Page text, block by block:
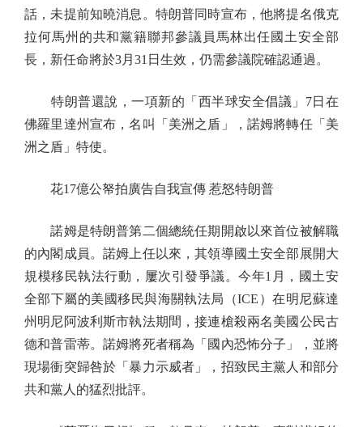
話，未提前知曉消息。特朗普同時宣布，他將提名俄克
拉何馬州的共和黨籍聯邦參議員馬林出任國土安全部
長，新任命將於3月31日生效，仍需參議院確認通過。
特朗普還說，一項新的「西半球安全倡議」7日在
佛羅里達州宣布，名叫「美洲之盾」，諾姆將轉任「美
洲之盾」特使。
花17億公帑拍廣告自我宣傳 惹怒特朗普
諾姆是特朗普第二個總統任期開啟以來首位被解職
的內閣成員。諾姆上任以來，其領導國土安全部展開大
規模移民執法行動，屢次引發爭議。今年1月，國土安
全部下屬的美國移民與海關執法局（ICE）在明尼蘇達
州明尼阿波利斯市執法期間，接連槍殺兩名美國公民古
德和普雷蒂。諾姆將死者稱為「國內恐怖分子」，並將
現場衝突歸咎於「暴力示威者」，招致民主黨人和部分
共和黨人的猛烈批評。